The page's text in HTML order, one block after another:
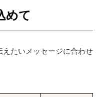
めて
たいメッセージに合わせ